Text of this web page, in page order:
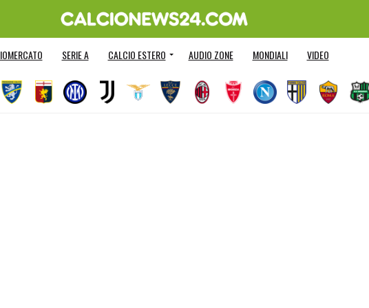
SERIE A CALCIO ESTERO AUDIO ZONE MONDIALI VIDEO